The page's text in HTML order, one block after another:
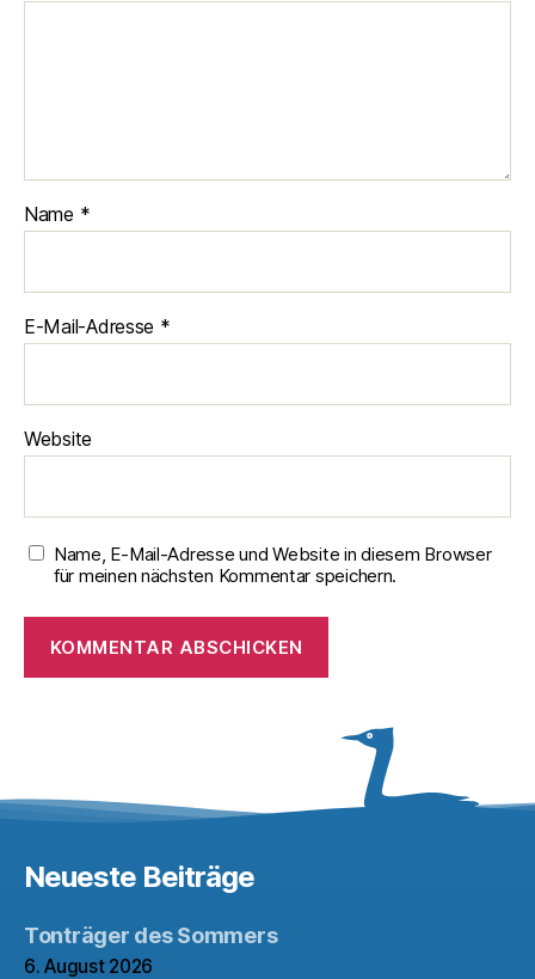
Name *
E-Mail-Adresse *
Website
Name, E-Mail-Adresse und Website in diesem Browser
für meinen nächsten Kommentar speichern.
Neueste Beiträge
Tonträger des Sommers
6. August 2026